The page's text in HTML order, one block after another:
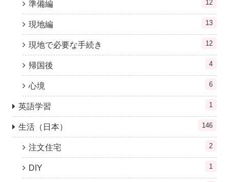
準備編 12
現地編 13
現地で必要な手続き 12
帰国後 4
心境 6
英語学習 1
生活（日本） 146
注文住宅 2
DIY 1